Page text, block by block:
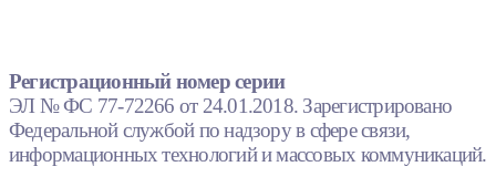
Регистрационный номер серии
ЭЛ № ФС 77-72266 от 24.01.2018. Зарегистрировано
Федеральной службой по надзору в сфере связи,
информационных технологий и массовых коммуникаций.